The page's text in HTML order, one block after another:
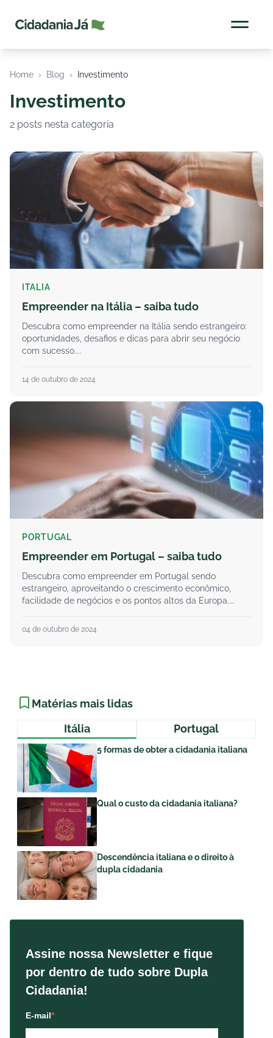
Home › Blog › Investimento
Investimento
2 posts nesta categoria
ITALIA
Empreender na Itália – saiba tudo
Descubra como empreender na Itália sendo estrangeiro:
oportunidades, desafios e dicas para abrir seu negócio
com sucesso....
14 de outubro de 2024
PORTUGAL
Empreender em Portugal – saiba tudo
Descubra como empreender em Portugal sendo
estrangeiro, aproveitando o crescimento econômico,
facilidade de negócios e os pontos altos da Europa....
04 de outubro de 2024
Matérias mais lidas
Itália
Portugal
5 formas de obter a cidadania italiana
Qual o custo da cidadania italiana?
Descendência italiana e o direito à
dupla cidadania
Assine nossa Newsletter e fique
por dentro de tudo sobre Dupla
Cidadania!
E-mail